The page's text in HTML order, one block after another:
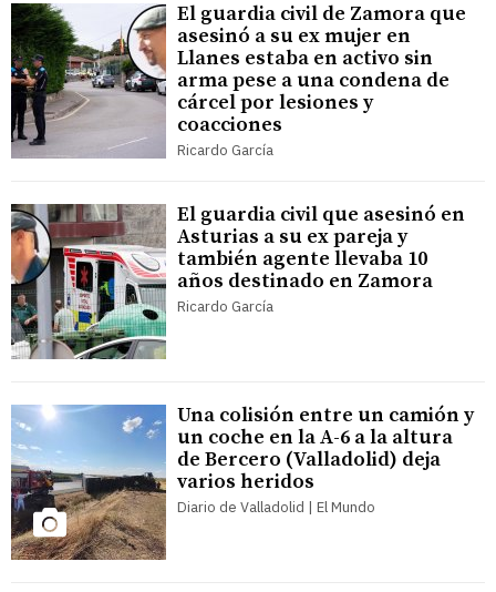
El guardia civil de Zamora que
asesinó a su ex mujer en
Llanes estaba en activo sin
arma pese a una condena de
cárcel por lesiones y
coacciones
Ricardo García
El guardia civil que asesinó en
Asturias a su ex pareja y
también agente llevaba 10
años destinado en Zamora
Ricardo García
Una colisión entre un camión y
un coche en la A-6 a la altura
de Bercero (Valladolid) deja
varios heridos
Diario de Valladolid | El Mundo